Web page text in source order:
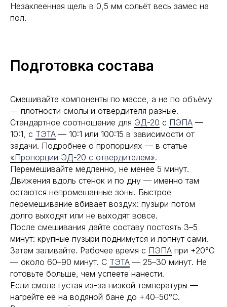
Незаклеенная щель в 0,5 мм сольёт весь замес на
пол.
Подготовка состава
Смешивайте компоненты по массе, а не по объёму
— плотности смолы и отвердителя разные.
Стандартное соотношение для ЭД-20 с ПЭПА —
10:1, с ТЭТА — 10:1 или 100:15 в зависимости от
задачи. Подробнее о пропорциях — в статье
«Пропорции ЭД-20 с отвердителем».
Перемешивайте медленно, не менее 5 минут.
Движения вдоль стенок и по дну — именно там
остаются непромешанные зоны. Быстрое
перемешивание вбивает воздух: пузыри потом
долго выходят или не выходят вовсе.
После смешивания дайте составу постоять 3–5
минут: крупные пузыри поднимутся и лопнут сами.
Затем заливайте. Рабочее время с ПЭПА при +20°С
— около 60–90 минут. С ТЭТА — 25–30 минут. Не
готовьте больше, чем успеете нанести.
Если смола густая из-за низкой температуры —
нагрейте её на водяной бане до +40–50°С.